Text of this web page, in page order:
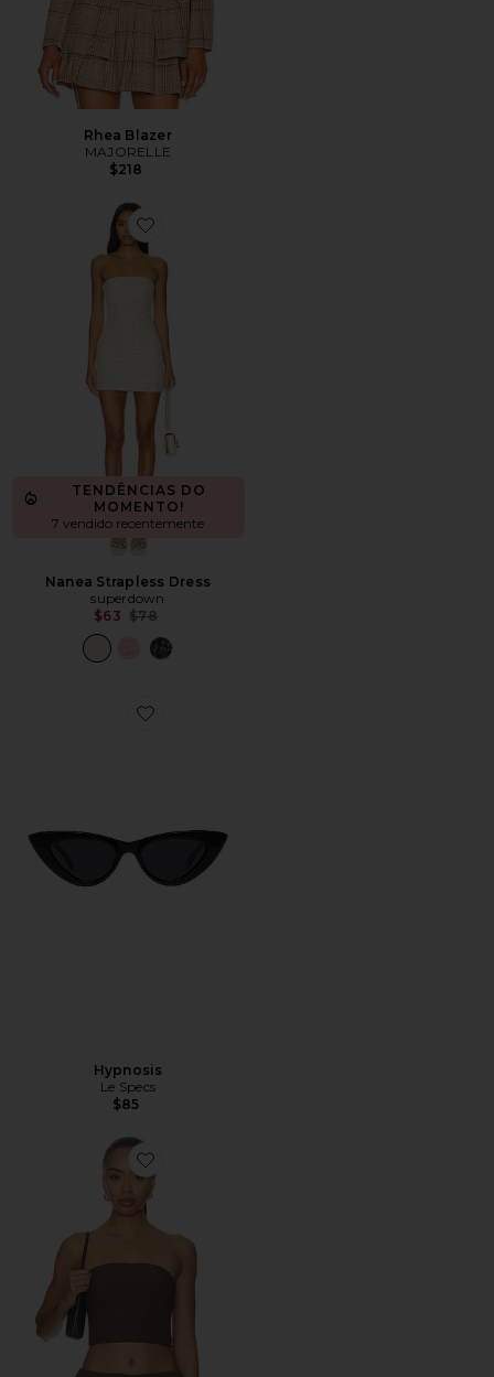
Rhea Blazer
MAJORELLE
$218
Favorite Nanea Strapless Dress
TENDÊNCIAS DO
MOMENTO!
7 vendido recentemente
Nanea Strapless Dress
superdown
$63 Previous price:
$78
Favorite Hypnosis
Hypnosis
Le Specs
$85
Favorite Anoka Top